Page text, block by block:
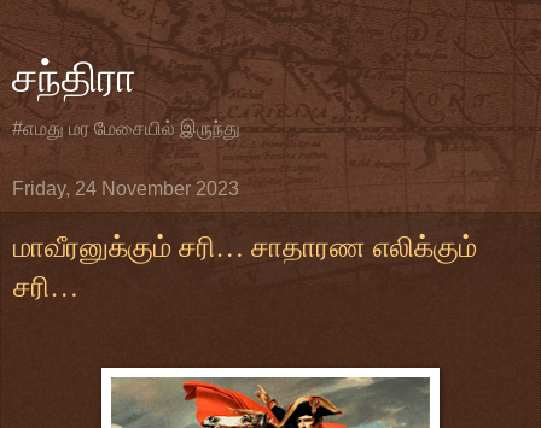
சந்திரா
#எமது மர மேசையில் இருந்து
Friday, 24 November 2023
மாவீரனுக்கும் சரி… சாதாரண எலிக்கும்
சரி…